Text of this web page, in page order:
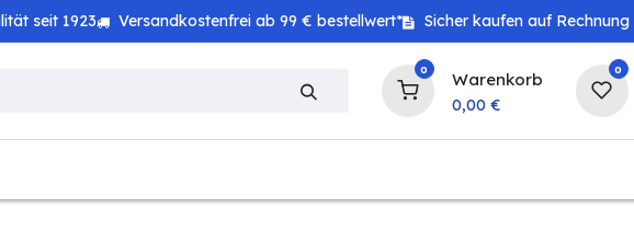
seit 1923 Versandkostenfrei ab 99 € bestellwert* Sicher kaufen auf Rechnung
0 Warenkorb
0,00 €
0